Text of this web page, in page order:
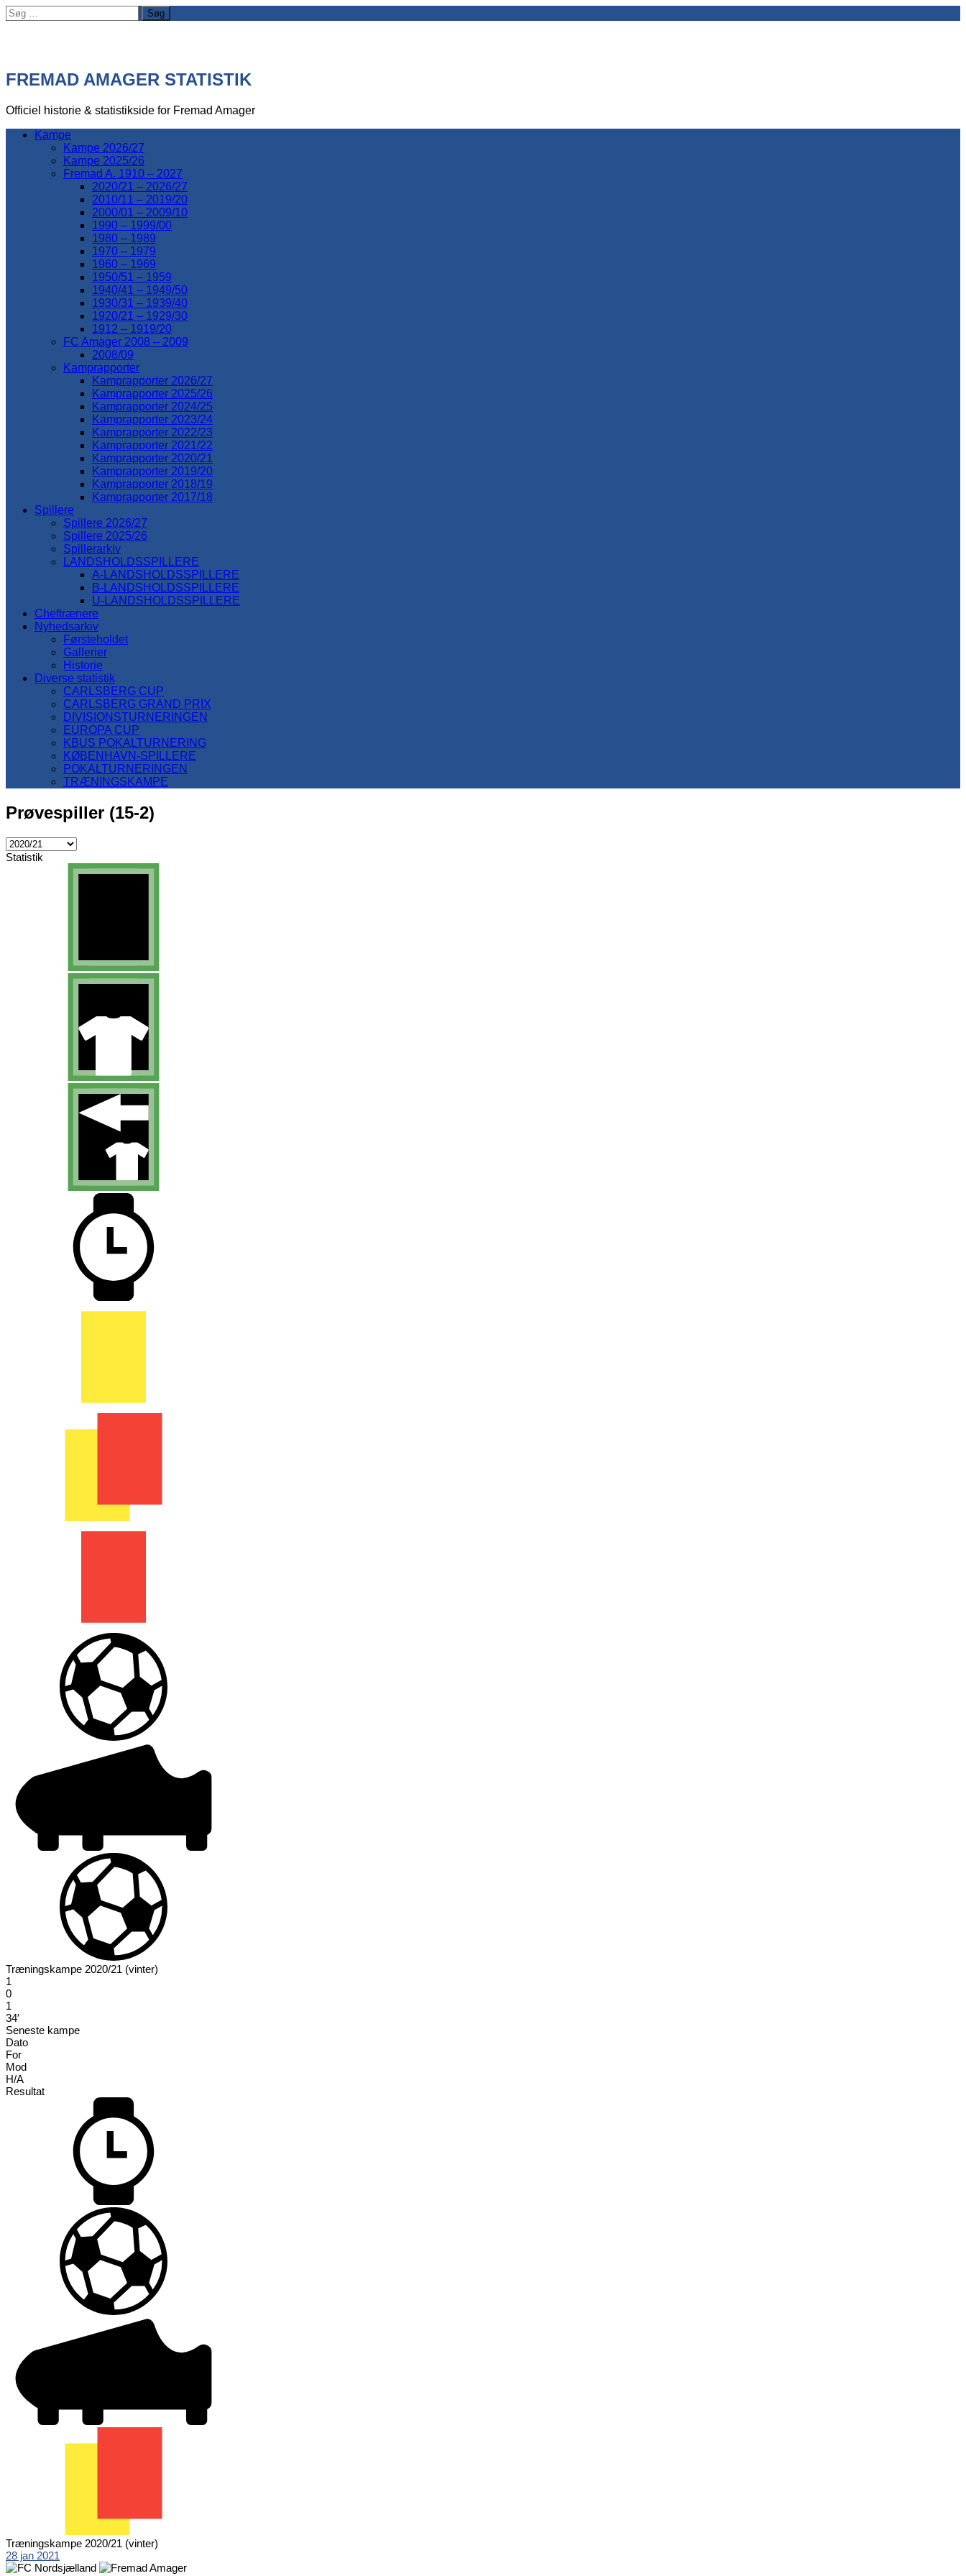
Søg
efter:
FREMAD AMAGER STATISTIK
Officiel historie & statistikside for Fremad Amager
Kampe
Kampe 2026/27
Kampe 2025/26
Fremad A. 1910 – 2027
2020/21 – 2026/27
2010/11 – 2019/20
2000/01 – 2009/10
1990 – 1999/00
1980 – 1989
1970 – 1979
1960 – 1969
1950/51 – 1959
1940/41 – 1949/50
1930/31 – 1939/40
1920/21 – 1929/30
1912 – 1919/20
FC Amager 2008 – 2009
2008/09
Kamprapporter
Kamprapporter 2026/27
Kamprapporter 2025/26
Kamprapporter 2024/25
Kamprapporter 2023/24
Kamprapporter 2022/23
Kamprapporter 2021/22
Kamprapporter 2020/21
Kamprapporter 2019/20
Kamprapporter 2018/19
Kamprapporter 2017/18
Spillere
Spillere 2026/27
Spillere 2025/26
Spillerarkiv
LANDSHOLDSSPILLERE
A-LANDSHOLDSSPILLERE
B-LANDSHOLDSSPILLERE
U-LANDSHOLDSSPILLERE
Cheftrænere
Nyhedsarkiv
Førsteholdet
Gallerier
Historie
Diverse statistik
CARLSBERG CUP
CARLSBERG GRAND PRIX
DIVISIONSTURNERINGEN
EUROPA CUP
KBUS POKALTURNERING
KØBENHAVN-SPILLERE
POKALTURNERINGEN
TRÆNINGSKAMPE
Prøvespiller (15-2)
Statistik
Træningskampe 2020/21 (vinter)
1
0
1
34′
Seneste kampe
Dato
For
Mod
H/A
Resultat
Træningskampe 2020/21 (vinter)
28 jan 2021